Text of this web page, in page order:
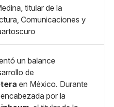
titular de la
Comunicaciones y
un balance
de
en México. Durante
por la